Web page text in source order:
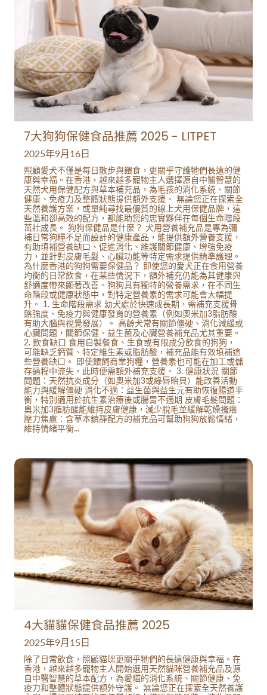
7大狗狗保健食品推薦 2025 - LITPET
2025年9月16日
照顧愛犬不僅是每日散步與餵食，更關乎守護牠們長遠的健
康與幸福。在香港，越來越多寵物主人選擇源自中醫智慧的
天然犬用保健配方與草本補充品，為毛孩的消化系統、關節
健康、免疫力及整體狀態提供額外支援。 無論您正在探索全
天然養護方案，或單純尋找最優質的線上犬用保健品牌，這
些溫和卻高效的配方，都能助您的忠實夥伴在每個生命階段
茁壯成長。 狗狗保健品是什麼？ 犬用營養補充品是專為彌
補日常狗糧不足而設計的健康產品，能提供額外營養支援，
有助填補營養缺口、促進消化、維護關節健康、增強免疫
力，並針對皮膚毛髮、心臟功能等特定需求提供精準護理。
為什麼香港的狗狗需要保健品？ 即使您的愛犬正在食用營養
均衡的日常飲食，在某些情況下，額外補充仍能為其健康與
舒適度帶來顯著改善。狗狗具有獨特的營養需求，在不同生
命階段或健康狀態中，對特定營養素的需求可能會大幅提
升。 1. 生命階段需求 幼犬處於快速成長期，需補充支援骨
骼強度、免疫力與健康發育的營養素（例如奧米加3脂肪酸
有助大腦與視覺發展）。 高齡犬常有關節僵硬、消化減緩或
心臟問題，關節保健、益生菌及心臟營養補充品尤其重要。
2. 飲食缺口 食用自製餐食、生食或有限成分飲食的狗狗，
可能缺乏鈣質、特定維生素或脂肪酸，補充品能有效填補這
些營養缺口。 即使餵飼商業狗糧，營養素也可能在加工或儲
存過程中流失，此時便需額外補充支援。 3. 健康狀況 關節
問題：天然抗炎成分（如奧米加3或綠唇貽貝）能改善活動
能力與緩解僵硬 消化不適：益生菌與益生元有助恢復腸道平
衡，特別適用於抗生素治療後或腸胃不適期 皮膚毛髮問題：
奧米加3脂肪酸能維持皮膚健康，減少脫毛並緩解乾燥搔癢
壓力焦慮：含草本鎮靜配方的補充品可幫助狗狗放鬆情緒，
維持情緒平衡...
4大貓貓保健食品推薦 2025
2025年9月15日
除了日常飲食，照顧貓咪更關乎牠們的長遠健康與幸福。在
香港，越來越多寵物主人開始選用天然貓咪營養補充品及源
自中醫智慧的草本配方，為愛貓的消化系統、關節健康、免
疫力和整體狀態提供額外守護。 無論您正在探索全天然養護